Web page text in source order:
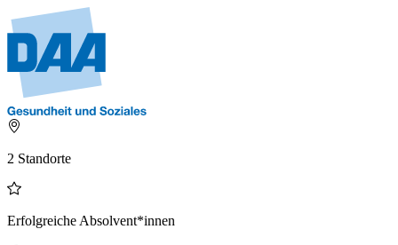
2 Standorte
Erfolgreiche Absolvent*innen